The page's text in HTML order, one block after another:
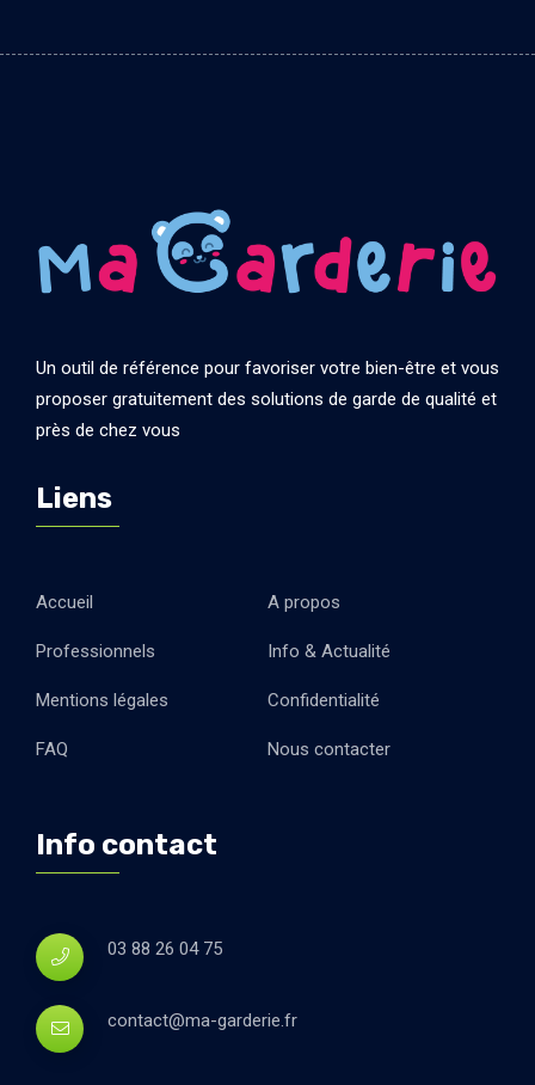
Un outil de référence pour favoriser votre bien-être et vous
proposer gratuitement des solutions de garde de qualité et
près de chez vous
Liens
Accueil A propos
Professionnels Info & Actualité
Mentions légales Confidentialité
FAQ Nous contacter
Info contact
03 88 26 04 75
contact@ma-garderie.fr